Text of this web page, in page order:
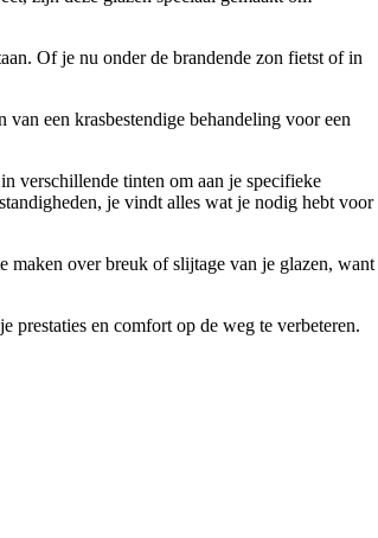
Of je nu onder de brandende zon fietst of in
een krasbestendige behandeling voor een
verschillende tinten om aan je specifieke
je vindt alles wat je nodig hebt voor
maken over breuk of slijtage van je glazen, want
prestaties en comfort op de weg te verbeteren.